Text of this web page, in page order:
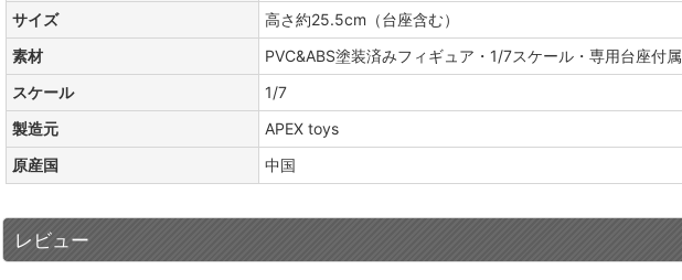
サイズ
高さ約25.5cm（台座含む）
素材
PVC&ABS塗装済みフィギュア・1/7スケール・専用台座付属
スケール
1/7
製造元
APEX toys
原産国
中国
レビュー